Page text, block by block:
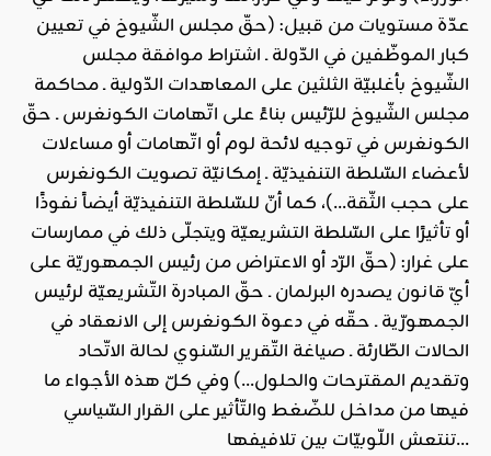
عدّة مستويات من قبيل: (حقّ مجلس الشّيوخ في تعيين
كبار الموظّفين في الدّولة ـ اشتراط موافقة مجلس
الشّيوخ بأغلبيّة الثلثين على المعاهدات الدّولية ـ محاكمة
مجلس الشّيوخ للرّئيس بناءً على اتّهامات الكونغرس ـ حقّ
الكونغرس في توجيه لائحة لوم أو اتّهامات أو مساءلات
لأعضاء السّلطة التنفيذيّة ـ إمكانيّة تصويت الكونغرس
على حجب الثّقة…)، كما أنّ للسّلطة التنفيذيّة أيضاً نفوذًا
أو تأثيرًا على السّلطة التشريعيّة ويتجلّى ذلك في ممارسات
على غرار: (حقّ الرّد أو الاعتراض من رئيس الجمهوريّة على
أيّ قانون يصدره البرلمان ـ حقّ المبادرة التّشريعيّة لرئيس
الجمهورّية ـ حقّه في دعوة الكونغرس إلى الانعقاد في
الحالات الطّارئة ـ صياغة التّقرير السّنوي لحالة الاتّحاد
وتقديم المقترحات والحلول…) وفي كلّ هذه الأجواء ما
فيها من مداخل للضّغط والتّأثير على القرار السّياسي
تنتعش اللّوبيّات بين تلافيفها…